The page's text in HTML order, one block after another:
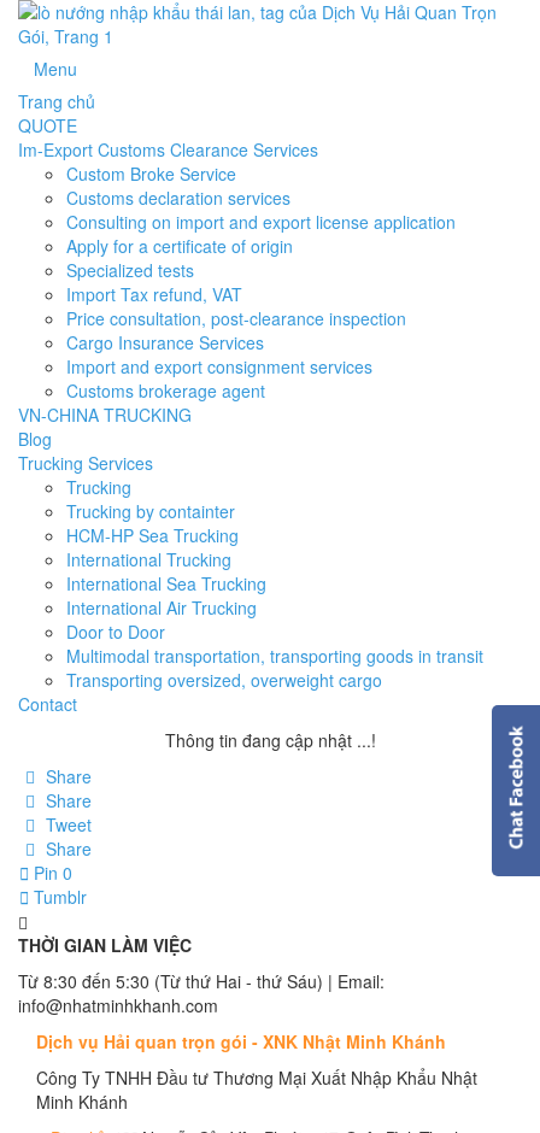
Menu
Trang chủ
QUOTE
Im-Export Customs Clearance Services
Custom Broke Service
Customs declaration services
Consulting on import and export license application
Apply for a certificate of origin
Specialized tests
Import Tax refund, VAT
Price consultation, post-clearance inspection
Cargo Insurance Services
Import and export consignment services
Customs brokerage agent
VN-CHINA TRUCKING
Blog
Trucking Services
Trucking
Trucking by containter
HCM-HP Sea Trucking
International Trucking
International Sea Trucking
International Air Trucking
Door to Door
Multimodal transportation, transporting goods in transit
Transporting oversized, overweight cargo
Contact
Thông tin đang cập nhật ...!
Share
Share
Tweet
Share
Pin 0
Tumblr
THỜI GIAN LÀM VIỆC
Từ 8:30 đến 5:30 (Từ thứ Hai - thứ Sáu) | Email:
info@nhatminhkhanh.com
Dịch vụ Hải quan trọn gói - XNK Nhật Minh Khánh
Công Ty TNHH Đầu tư Thương Mại Xuất Nhập Khẩu Nhật
Minh Khánh